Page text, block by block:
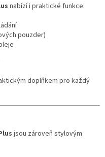
nabízí i praktické funkce:
pouzder)
doplňkem pro každý
jsou zároveň stylovým